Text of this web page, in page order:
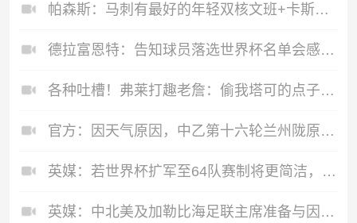
帕森斯：马刺有最好的年轻双核文班+卡斯尔 算上哈珀能讨论BIG3了
德拉富恩特：告知球员落选世界杯名单会感到痛苦，但他们必须理解
各种吐槽！弗莱打趣老詹：偷我塔可的点子 得那么多分真自私
官方：因天气原因，中乙第十六轮兰州陇原vs泰安天贶比赛延期进行
英媒：若世界杯扩军至64队赛制将更简洁，小组第3出线规则将废止
英媒：中北美及加勒比海足联主席准备与因凡蒂诺竞争FIFA主席职位